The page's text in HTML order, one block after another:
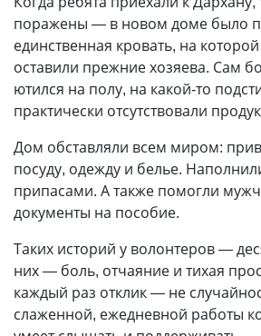
поражены — в новом доме было
единственная кровать, на
оставили прежние хозяева. Сам
ютился на полу, на какой-то
практически отсутствовали
Дом обставляли всем миром:
посуду, одежду и белье.
припасами. А также помогли
документы на пособие.
Таких историй у волонтеров —
них — боль, отчаяние и тихая
каждый раз отклик — не
слаженной, ежедневной работы